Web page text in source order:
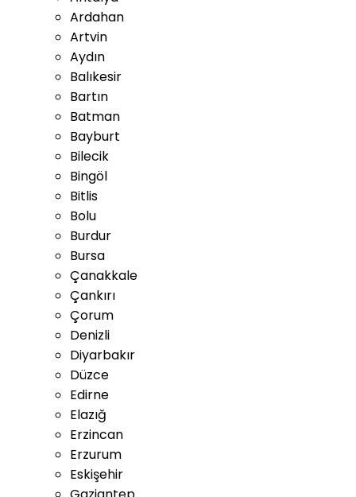
Ardahan
Artvin
Aydın
Balıkesir
Bartın
Batman
Bayburt
Bilecik
Bingöl
Bitlis
Bolu
Burdur
Bursa
Çanakkale
Çankırı
Çorum
Denizli
Diyarbakır
Düzce
Edirne
Elazığ
Erzincan
Erzurum
Eskişehir